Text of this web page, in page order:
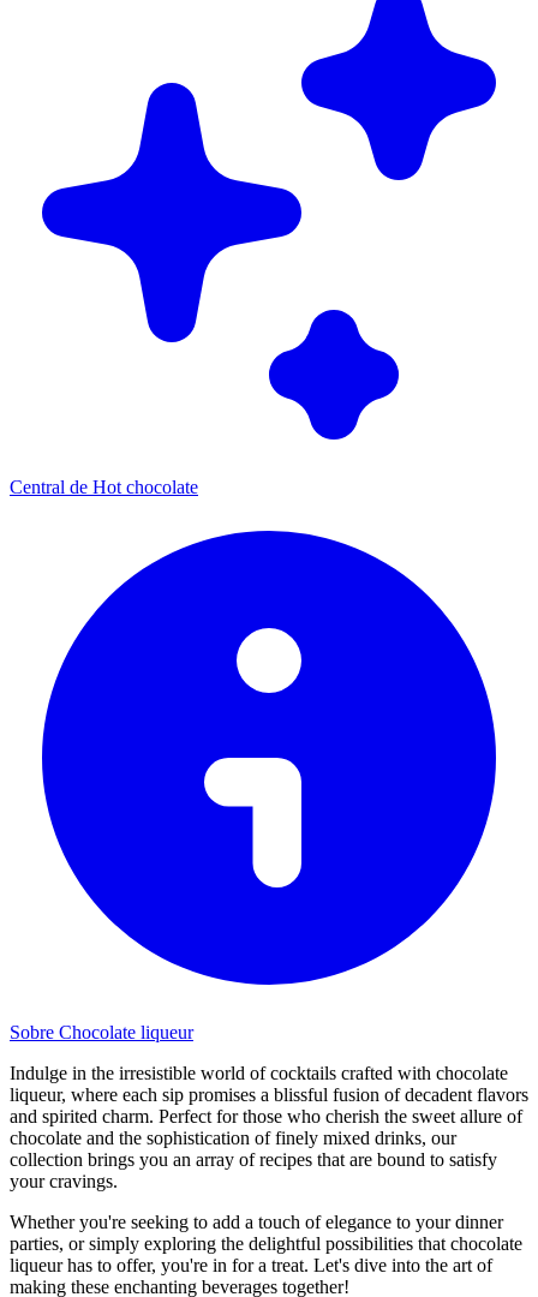
Central de Hot chocolate
Sobre Chocolate liqueur
Indulge in the irresistible world of cocktails crafted with chocolate
liqueur, where each sip promises a blissful fusion of decadent flavors
and spirited charm. Perfect for those who cherish the sweet allure of
chocolate and the sophistication of finely mixed drinks, our
collection brings you an array of recipes that are bound to satisfy
your cravings.
Whether you're seeking to add a touch of elegance to your dinner
parties, or simply exploring the delightful possibilities that chocolate
liqueur has to offer, you're in for a treat. Let's dive into the art of
making these enchanting beverages together!